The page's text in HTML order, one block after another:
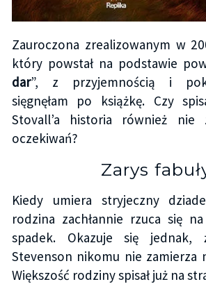
Zauroczona zrealizowanym w
który powstał na podstawie
dar”, z przyjemnością i
sięgnęłam po książkę. Czy
Stovall’a historia również nie
oczekiwań?
Zarys
Kiedy umiera stryjeczny
rodzina zachłannie rzuca się
spadek. Okazuje się jednak,
Stevenson nikomu nie zamierza
Większość rodziny spisał już na